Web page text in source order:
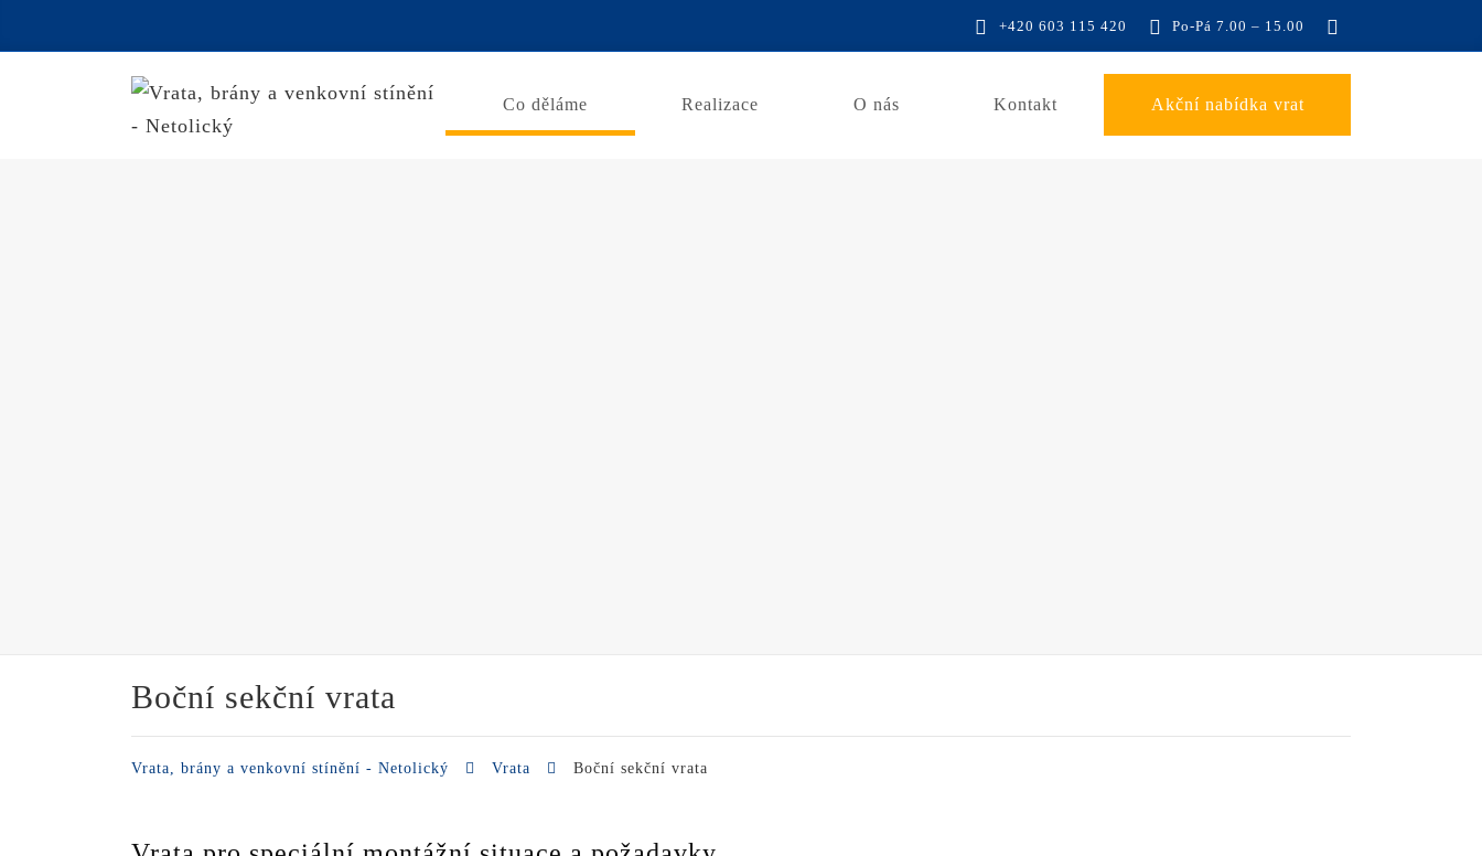
+420 603 115 420 Po-Pá 7.00 – 15.00
Co děláme Realizace O nás Kontakt Akční nabídka vrat
Boční sekční vrata
Vrata, brány a venkovní stínění - Netolický Vrata Boční sekční vrata